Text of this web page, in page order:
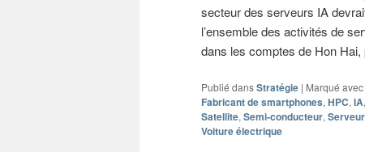
secteur des serveurs IA
l’ensemble des activités de
dans les comptes de Hon Hai,
Publié dansStratégie | Marqué avec
Fabricant de smartphones,HPC,IA,
Satellite,Semi-conducteur,
Voiture électrique